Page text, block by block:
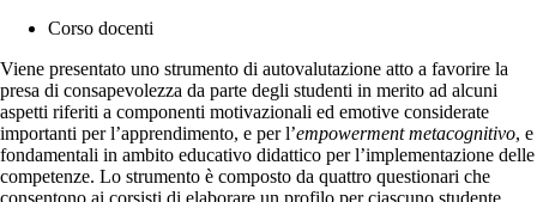
Corso docenti
Viene presentato uno strumento di autovalutazione atto a favorire la
presa di consapevolezza da parte degli studenti in merito ad alcuni
aspetti riferiti a componenti motivazionali ed emotive considerate
importanti per l’apprendimento, e per l’empowerment metacognitivo, e
fondamentali in ambito educativo didattico per l’implementazione delle
competenze. Lo strumento è composto da quattro questionari che
consentono ai corsisti di elaborare un profilo per ciascuno studente